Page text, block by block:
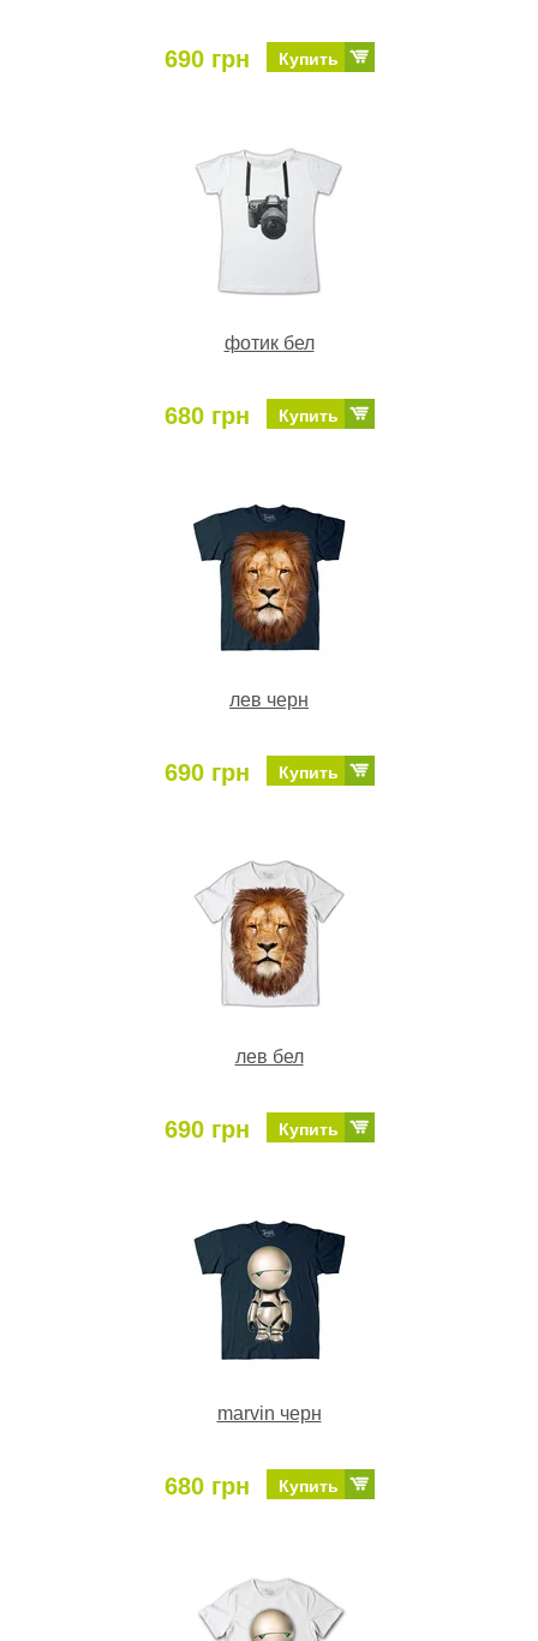
690 грн Купить
фотик бел
680 грн Купить
лев черн
690 грн Купить
лев бел
690 грн Купить
marvin черн
680 грн Купить